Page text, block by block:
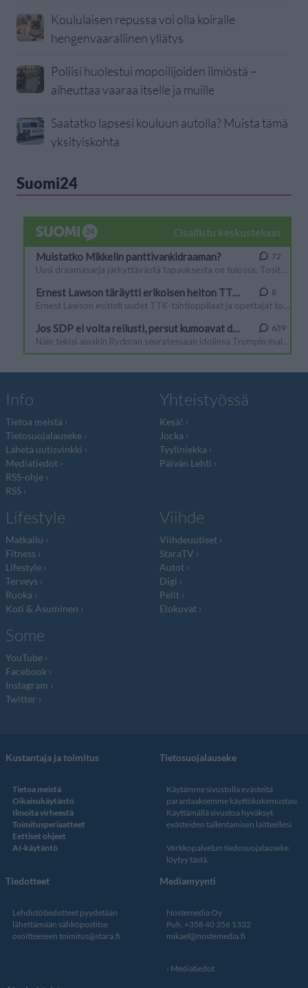
Koululaisen repussa voi olla koiralle
hengenvaarallinen yllätys
Poliisi huolestui mopoilijoiden ilmiöstä –
aiheuttaa vaaraa itselle ja muille
Saatatko lapsesi kouluun autolla? Muista tämä
yksityiskohta
Suomi24
Info
Tietoa meistä
Tietosuojalauseke
Lähetä uutisvinkki
Mediatiedot
RSS-ohje
RSS
Yhteistyössä
Kesä!
Jocka
Tyyliniekka
Päivän Lehti
Lifestyle
Matkailu
Fitness
Lifestyle
Terveys
Ruoka
Koti & Asuminen
Viihde
Viihdeuutiset
StaraTV
Autot
Digi
Pelit
Elokuvat
Some
YouTube
Facebook
Instagram
Twitter
Kustantaja ja toimitus
Tietoa meistä
Oikaisukäytäntö
Ilmoita virheestä
Toimitusperiaatteet
Eettiset ohjeet
AI-käytäntö
Tietosuojalauseke
Käytämme sivustolla evästeitä
parantaaksemme käyttökokemustasi.
Käyttämällä sivustoa hyväksyt
evästeiden tallentamisen laitteellesi.
Verkkopalvelun tiedosuojalauseke
löytyy tästä.
Tiedotteet
Lehdistötiedotteet pyydetään
lähettämään sähköpostitse
osoitteeseen toimitus@stara.fi
Mediamyynti
Nostemedia Oy
Puh. +358 40 356 1332
mikael@nostemedia.fi
Mediatiedot